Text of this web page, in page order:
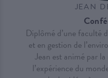
JEAN
Diplômé d’une faculté
et en gestion de
Jean est animé par
l’expérience du